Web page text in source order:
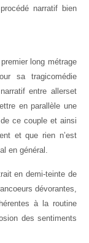
narratif bien
long métrage
sa tragicomédie
entre allerset
en parallèle une
ce couple et ainsi
et que rien n’est
en général.
en demi-teinte de
dévorantes,
à la routine
des sentiments